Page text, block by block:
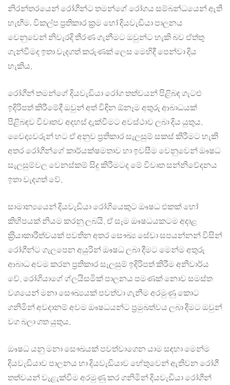
නිරන්තරයෙන් රෝගීන්ට තමන්ගේ රෝගය සම්බන්ධයෙන් ඇති
හැඟීම, විකල්ප ප‍්‍රතිකාර ක‍්‍රම හෝ දියවැඩියා පාලනය
වෙනුවෙන් නිවැරදි තීරණ ගැනීමට ඔවුන්ට හැකි බව ඒත්තු
ගැන්වීමද ඉතා වැදගත් කරුණක් ලෙස මෙහිදී පෙන්වා දිය
හැකිය.
රෝගීන් තමන්ගේ දියවැඩියා රෝග තත්වයන් පිළිබඳ ගැටළු
ඉදිරිපත් කිරීමේදී ඔවුන් අත් විඳින ඕනෑම අතුරු ආබාධයක්
පිළිබඳව විවෘතව අදහස් දැක්වීමට අවස්ථාව ලබා දිය යුතුය.
වෛද්‍යවරුන් හට ඒ අනුව ප‍්‍රතිකාර සැලසුම් සකස් කිරීමට හැකි
අතර රෝගීන්ගේ කාර්යක්ෂමතාව හා ඉවසීම වෙනුවෙන් ඖෂධ
සැලසුම්වල වෙනස්කම් සිදු කිරීමටද මේ විවෘත සන්නිවේදනය
ඉතා වැදගත් වේ.
සාමාන්‍යයෙන් දියවැඩියා රෝගියෙකුට ඖෂධ එකක් හෝ
කිහිපයක් නියම කරනු ලබයි. ඒ සෑම ඖෂධයකටම අදාළ
ක‍්‍රියාකාරීත්වයක් පවතින අතර සෞඛ්‍ය සේවා සපයන්නන් විසින්
රෝගීන්ට ගැලපෙන අයුරින් ඖෂධ ලබා දීමට මෙන්ම අතුරු
ආබාධ අවම කරන ප‍්‍රතිකාර සැලසුම් ඉදිරිපත් කිරීම අනිවාර්ය
වේ. රෝගියාගේ ග්ලයිසමික් පාලනය පමණක් නොව සමස්ත
වශයෙන් මනා සෞඛ්‍යයක් පවත්වා ගැනීම අරමුණු කොට
ගනිමින් අවදානම් අවම ඖෂධයන්ට ප‍්‍රමුඛත්වය ලබා දීමට ඔවුන්
වග බලා ගත යුතුය.
ඖෂධ යනු මනා සෞඛයක් පවත්වාගෙන යාම සඳහා මෙන්ම
දියවැඩියාව පාලනය හා දියවැඩියාව හේතුවෙන් ඇතිවන රෝගී
තත්වයන් වැළැක්වීම අරමුණු කර ගනිමින් දියවැඩියා රෝගීන්